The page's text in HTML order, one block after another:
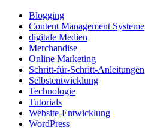
Blogging
Content Management Systeme
digitale Medien
Merchandise
Online Marketing
Schritt-für-Schritt-Anleitungen
Selbstentwicklung
Technologie
Tutorials
Website-Entwicklung
WordPress